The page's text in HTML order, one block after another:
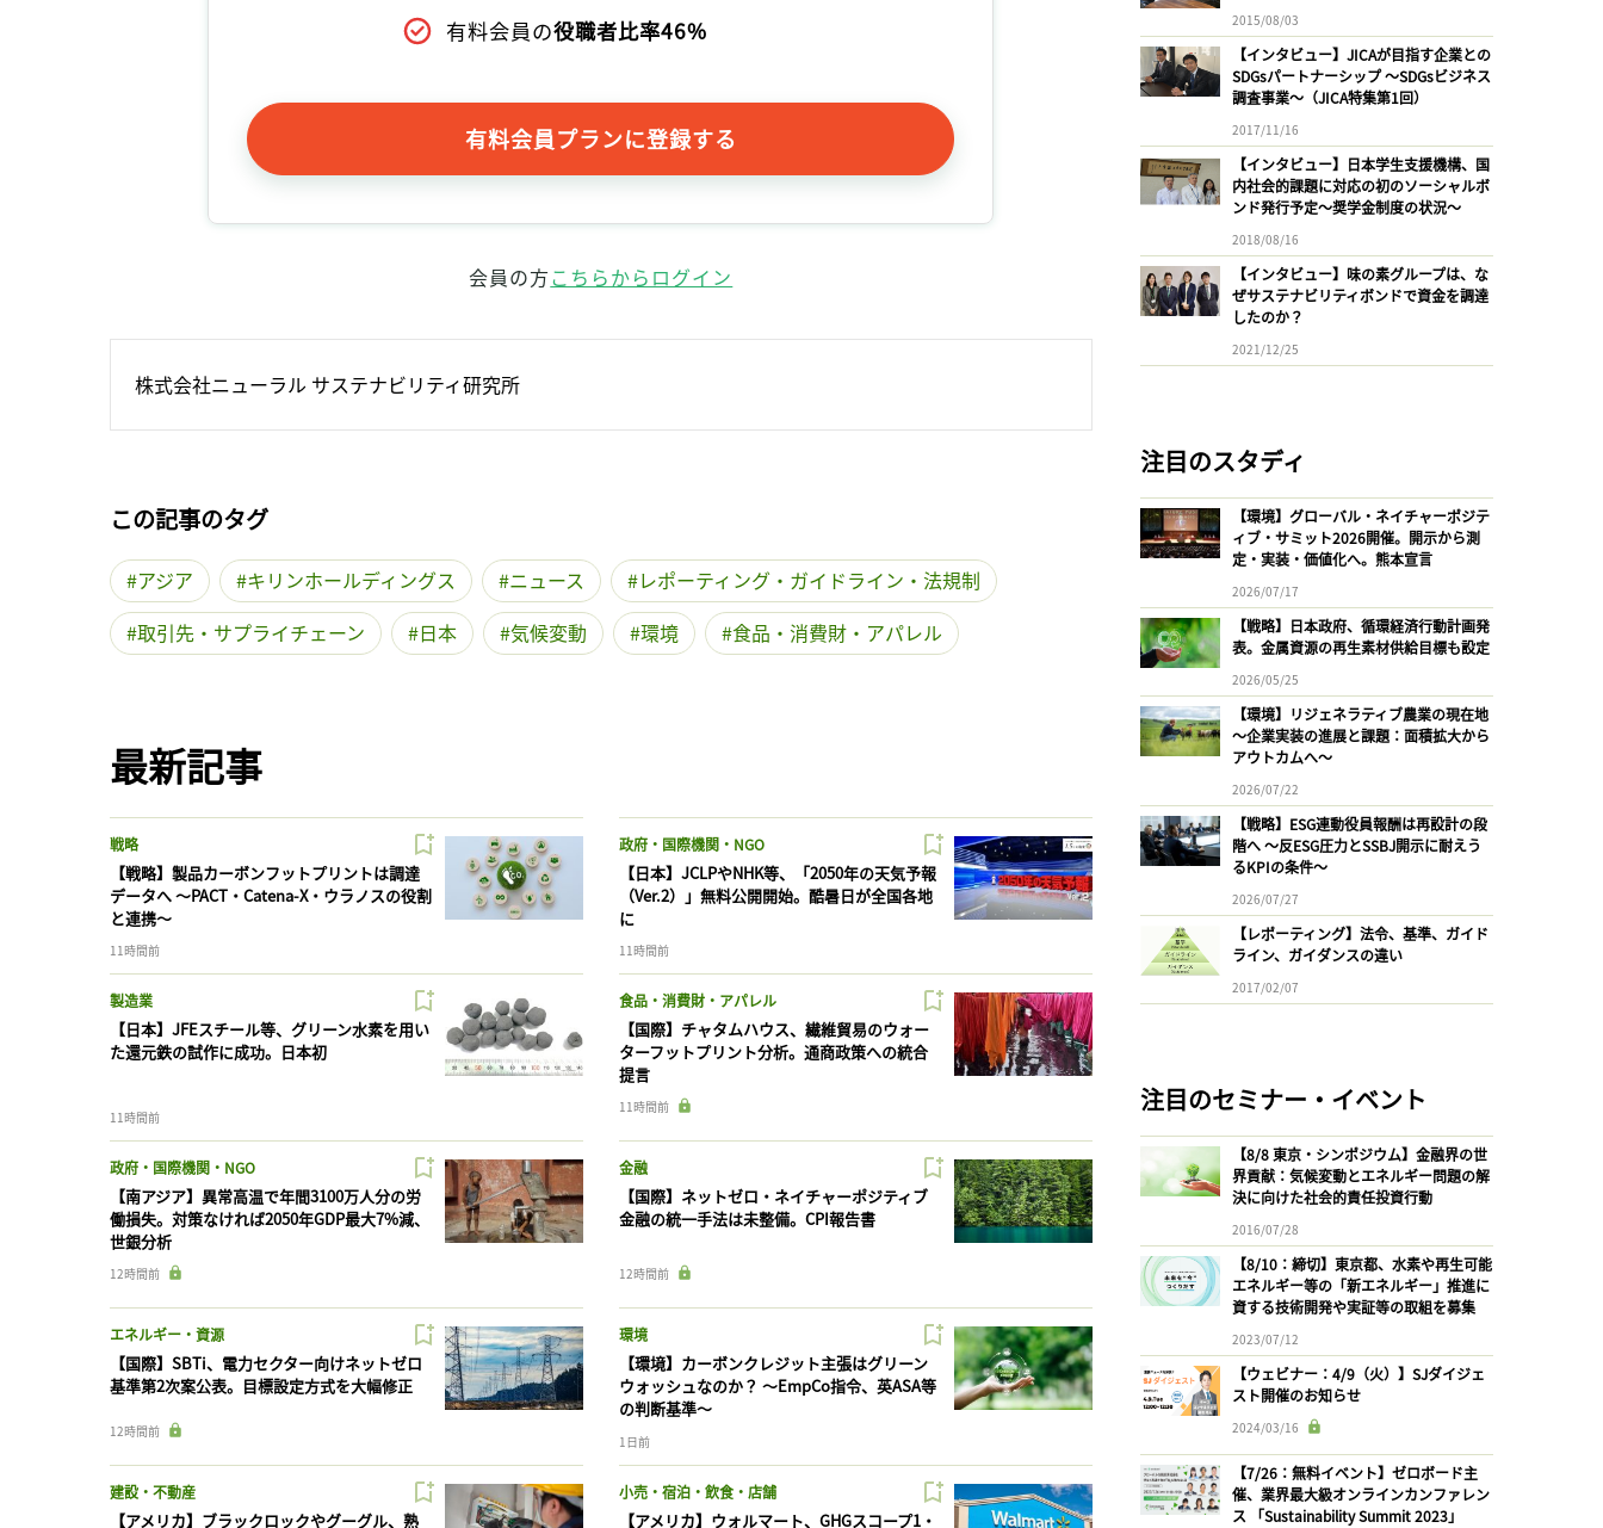
有料会員の役職者比率46%
有料会員プランに登録する
会員の方こちらからログイン
株式会社ニューラル サステナビリティ研究所
この記事のタグ
アジア キリンホールディングス ニュース
レポーティング・ガイドライン・法規制
取引先・サプライチェーン
日本 気候変動 環境 食品・消費財・アパレル
最新記事
戦略
【戦略】製品カーボンフットプリントは調達
データへ 〜PACT・Catena-X・ウラノスの役割
と連携〜
11時間前
政府・国際機関・NGO
【日本】JCLPやNHK等、「2050年の天気予報
（Ver.2）」無料公開開始。酷暑日が全国各地
に
11時間前
製造業
【日本】JFEスチール等、グリーン水素を用い
た還元鉄の試作に成功。日本初
11時間前
食品・消費財・アパレル
【国際】チャタムハウス、繊維貿易のウォー
ターフットプリント分析。通商政策への統合
提言
11時間前
政府・国際機関・NGO
【南アジア】異常高温で年間3100万人分の労
働損失。対策なければ2050年GDP最大7%減、
世銀分析
12時間前
金融
【国際】ネットゼロ・ネイチャーポジティブ
金融の統一手法は未整備。CPI報告書
12時間前
エネルギー・資源
【国際】SBTi、電力セクター向けネットゼロ
基準第2次案公表。目標設定方式を大幅修正
12時間前
環境
【環境】カーボンクレジット主張はグリーン
ウォッシュなのか？ 〜EmpCo指令、英ASA等
の判断基準〜
1日前
建設・不動産
【アメリカ】ブラックロックやグーグル、熟
小売・宿泊・飲食・店舗
【アメリカ】ウォルマート、GHGスコープ1・
2015/08/03
【インタビュー】JICAが目指す企業との
SDGsパートナーシップ 〜SDGsビジネス
調査事業〜（JICA特集第1回）
2017/11/16
【インタビュー】日本学生支援機構、国
内社会的課題に対応の初のソーシャルボ
ンド発行予定〜奨学金制度の状況〜
2018/08/16
【インタビュー】味の素グループは、な
ぜサステナビリティボンドで資金を調達
したのか？
2021/12/25
注目のスタディ
【環境】グローバル・ネイチャーポジテ
ィブ・サミット2026開催。開示から測
定・実装・価値化へ。熊本宣言
2026/07/17
【戦略】日本政府、循環経済行動計画発
表。金属資源の再生素材供給目標も設定
2026/05/25
【環境】リジェネラティブ農業の現在地
〜企業実装の進展と課題：面積拡大から
アウトカムへ〜
2026/07/22
【戦略】ESG連動役員報酬は再設計の段
階へ 〜反ESG圧力とSSBJ開示に耐えう
るKPIの条件〜
2026/07/27
【レポーティング】法令、基準、ガイド
ライン、ガイダンスの違い
2017/02/07
注目のセミナー・イベント
【8/8 東京・シンポジウム】金融界の世
界貢献：気候変動とエネルギー問題の解
決に向けた社会的責任投資行動
2016/07/28
【8/10：締切】東京都、水素や再生可能
エネルギー等の「新エネルギー」推進に
資する技術開発や実証等の取組を募集
2023/07/12
【ウェビナー：4/9（火）】SJダイジェ
スト開催のお知らせ
2024/03/16
【7/26：無料イベント】ゼロボード主
催、業界最大級オンラインカンファレン
ス 「Sustainability Summit 2023」
ログイン